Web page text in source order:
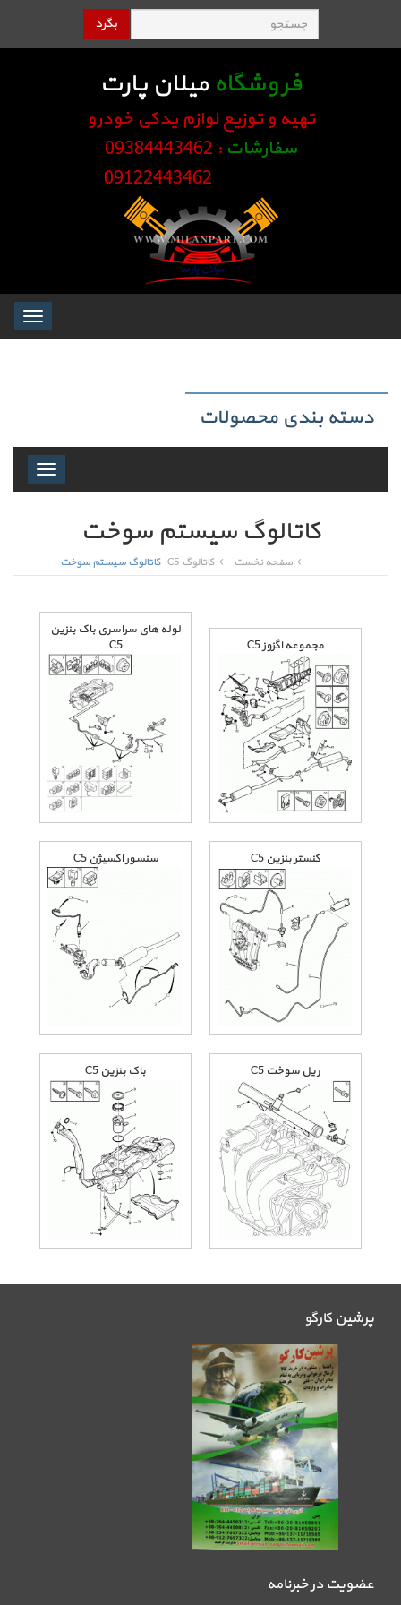
بگرد
فروشگاه میلان پارت
تهیه و توزیع لوازم یدکی خودرو
سفارشات : 09384443462
Toggle
دسته بندی محصولات
Toggle
کاتالوگ سیستم سوخت
صفحه نخست کاتالوگ C5 کاتالوگ سیستم سوخت
مجموعه اگزوز C5
لوله های سراسری باک بنزین
C5
کنستر بنزین C5 سنسور اکسیژن C5
ریل سوخت C5 باک بنزین C5
پرشین کارگو
عضویت در خبرنامه